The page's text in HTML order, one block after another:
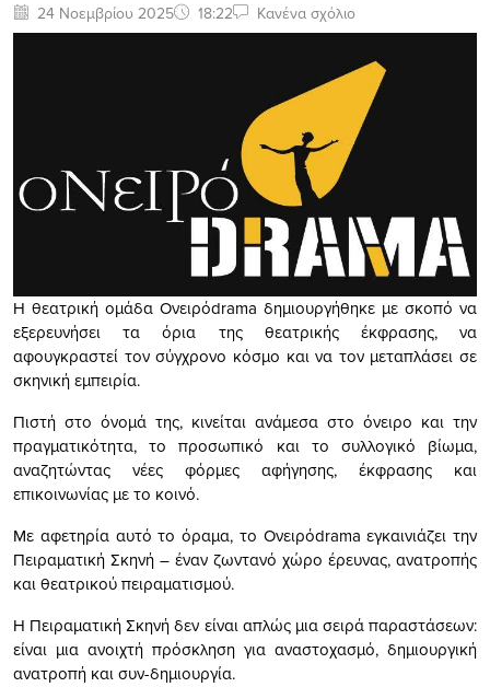
24 Νοεμβρίου 2025 18:22 Κανένα σχόλιο
Η θεατρική ομάδα Ονειρόdrama δημιουργήθηκε με σκοπό να
εξερευνήσει τα όρια της θεατρικής έκφρασης, να
αφουγκραστεί τον σύγχρονο κόσμο και να τον μεταπλάσει σε
σκηνική εμπειρία.
Πιστή στο όνομά της, κινείται ανάμεσα στο όνειρο και την
πραγματικότητα, το προσωπικό και το συλλογικό βίωμα,
αναζητώντας νέες φόρμες αφήγησης, έκφρασης και
επικοινωνίας με το κοινό.
Με αφετηρία αυτό το όραμα, το Ονειρόdrama εγκαινιάζει την
Πειραματική Σκηνή – έναν ζωντανό χώρο έρευνας, ανατροπής
και θεατρικού πειραματισμού.
Η Πειραματική Σκηνή δεν είναι απλώς μια σειρά παραστάσεων:
είναι μια ανοιχτή πρόσκληση για αναστοχασμό, δημιουργική
ανατροπή και συν-δημιουργία.